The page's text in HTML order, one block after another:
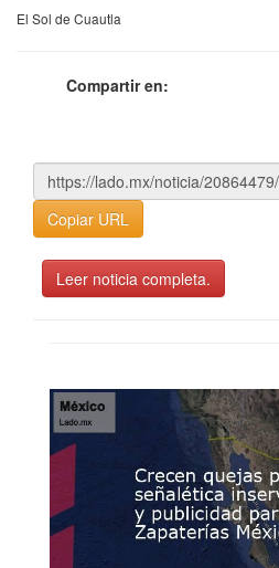
El Sol de Cuautla
Compartir en:
Copiar URL
Leer noticia completa.